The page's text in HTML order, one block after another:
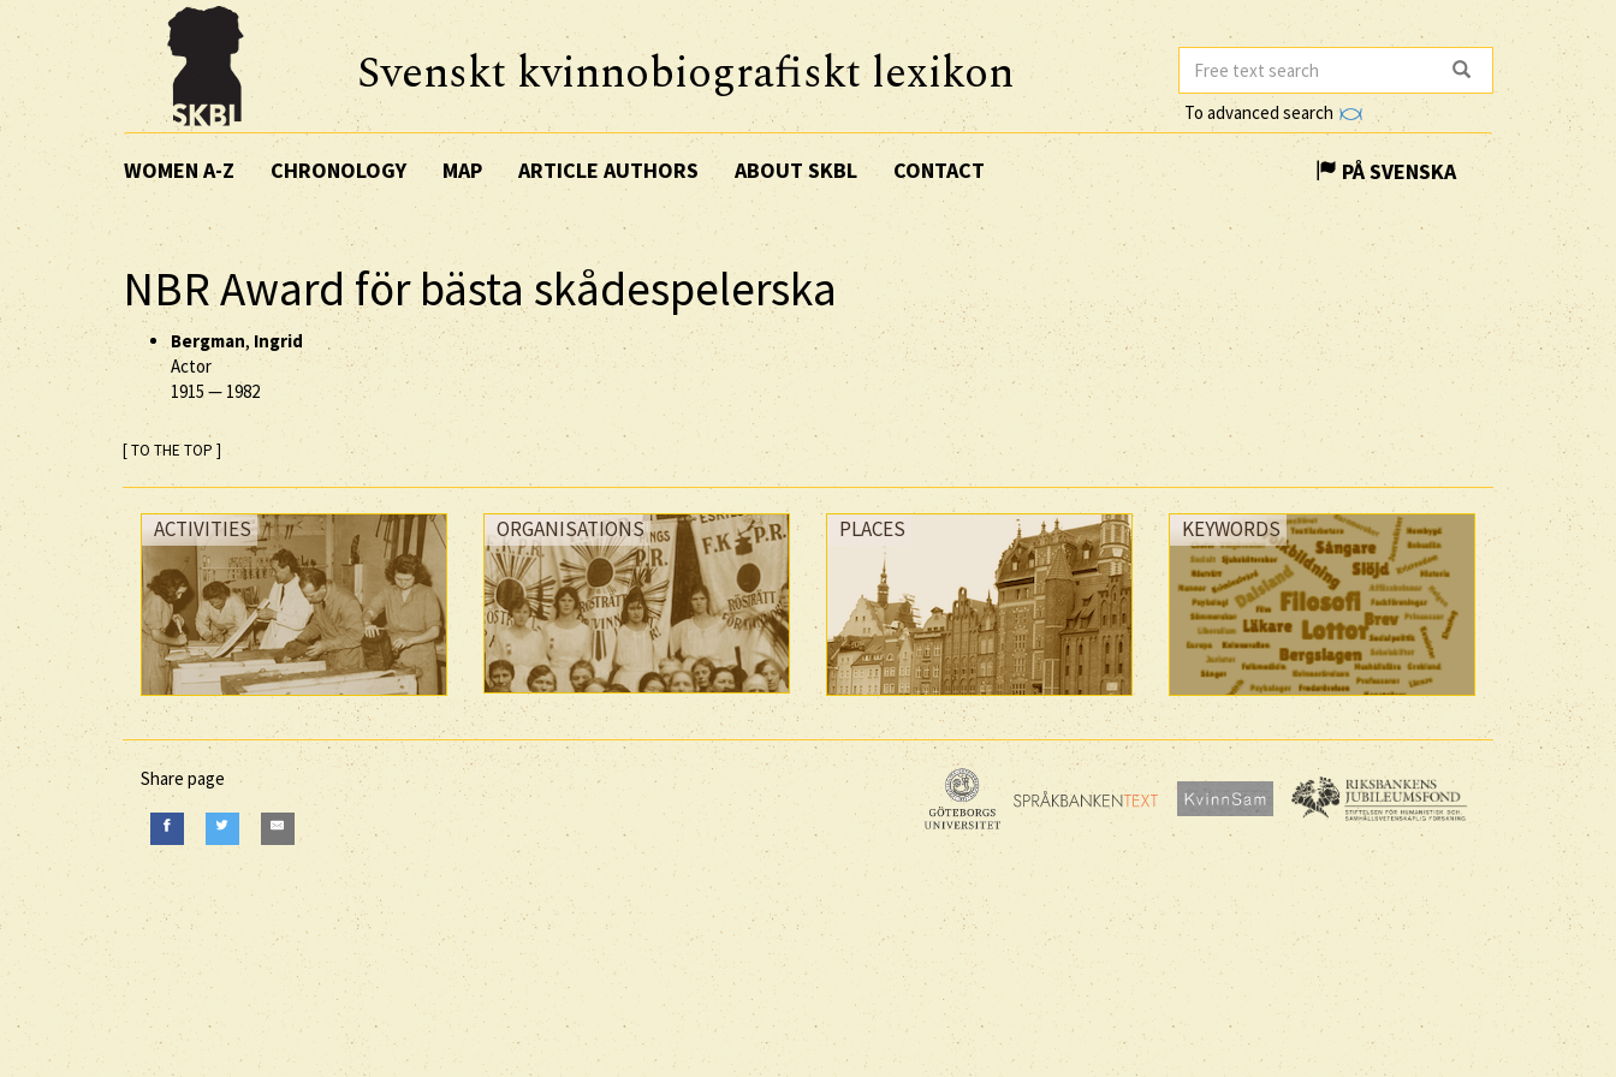
Svenskt kvinnobiografiskt lexikon
To advanced search
WOMEN A-Z CHRONOLOGY MAP ARTICLE AUTHORS ABOUT SKBL CONTACT PÅ SVENSKA
NBR Award för bästa skådespelerska
Bergman, Ingrid
Actor
1915 — 1982
[ TO THE TOP ]
ACTIVITIES ORGANISATIONS PLACES KEYWORDS
Share page